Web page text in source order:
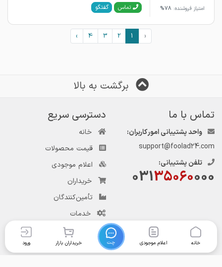
امتیاز فروشنده: 78% تماس گفتگو
‹
1
2
3
4
›
برگشت به بالا
تماس با ما
واحد پشتیبانی امور کاربران:
support@foolad24.com
تلفن پشتیبانی:
03135060000
دسترسی سریع
خانه
قیمت محصولات
اعلام موجودی
خریداران
تأمین‌کنندگان
خدمات
تماس با ما
خانه اعلام موجودی چت خریداران بازار ورود